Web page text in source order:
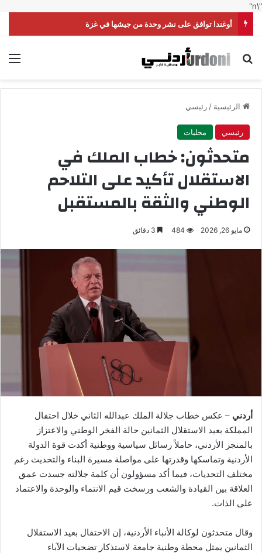
"\n"
أوغندا توافق على نشر وحدة من جيشها في غزة
بحث عن
الرئيسية /رئيسي
رئيسي محليات
متحدثون: خطاب الملك في
الاستقلال تأكيد على التلاحم
الوطني والثقة بالمستقبل
مايو 26, 2026 484
أردني – عكس خطاب جلالة الملك عبدالله الثاني خلال احتفال
المملكة بعيد الاستقلال الثمانين حالة الفخر الوطني والاعتزاز
بالمنجز الأردني، حاملاً رسائل سياسية ووطنية أكدت قوة الدولة
الأردنية وتماسكها وقدرتها على مواصلة مسيرة البناء والتحديث رغم
مختلف التحديات، فيما أكد مسؤولون أن كلمة جلالته جسدت عمق
العلاقة بين القيادة والشعب ورسخت قيم الانتماء والوحدة والاعتماد
على الذات.
وقال متحدثون لوكالة الأنباء الأردنية، إن الاحتفال بعيد الاستقلال
الثمانين يمثل محطة وطنية جامعة لاستذكار تضحيات الآباء